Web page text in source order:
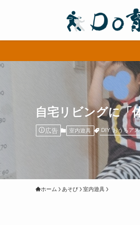
自宅リビングに「
広告 室内遊具 DIY おうちア
ホーム あそび 室内遊具